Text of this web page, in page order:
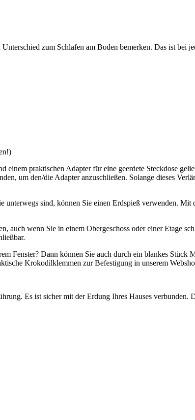
zum Schlafen am Boden bemerken. Das ist bei
praktischen Adapter für eine geerdete Steckdose
um den/die Adapter anzuschließen. Solange dieses
unterwegs sind, können Sie einen Erdspieß verwenden.
auch wenn Sie in einem Obergeschoss oder einer Etage
Fenster? Dann können Sie auch durch ein blankes Stück
Krokodilklemmen zur Befestigung in unserem
Es ist sicher mit der Erdung Ihres Hauses verbunden.